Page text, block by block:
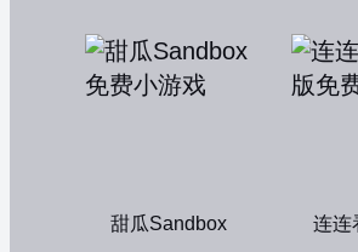
甜瓜Sandbox 连连